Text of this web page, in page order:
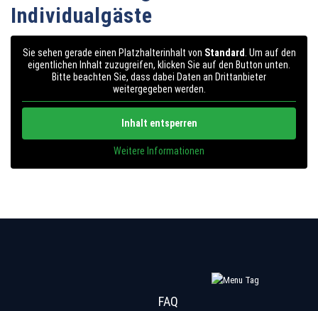
Individualgäste
Sie sehen gerade einen Platzhalterinhalt von Standard . Um auf den
eigentlichen Inhalt zuzugreifen, klicken Sie auf den Button unten.
Bitte beachten Sie, dass dabei Daten an Drittanbieter
weitergegeben werden.
Inhalt entsperren
Weitere Informationen
FAQ